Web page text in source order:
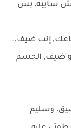
مش سايبه، بس
إنت ضيف..
ضيف, الجسم
وسليم